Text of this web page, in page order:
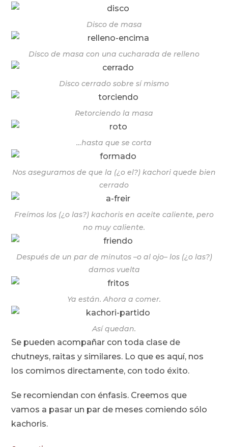
Disco de masa
Disco de masa con una cucharada de relleno
Disco cerrado sobre sí mismo
Retorciendo la masa
…hasta que se corta
Nos aseguramos de que la (¿o el?) kachori quede bien
cerrado
Freímos los (¿o las?) kachoris en aceite caliente, pero
no muy caliente.
Después de un par de minutos –o al ojo– los (¿o las?)
damos vuelta
Ya están. Ahora a comer.
Así quedan.
Se pueden acompañar con toda clase de
chutneys, raitas y similares. Lo que es aquí, nos
los comimos directamente, con todo éxito.
Se recomiendan con énfasis. Creemos que
vamos a pasar un par de meses comiendo sólo
kachoris.